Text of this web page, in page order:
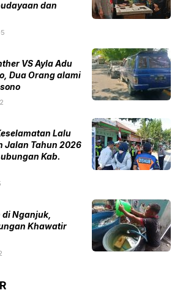
dan
VS Ayla Adu
Dua Orang alami
Lalu
Jalan Tahun 2026
Kab.
di Nganjuk,
Khawatir